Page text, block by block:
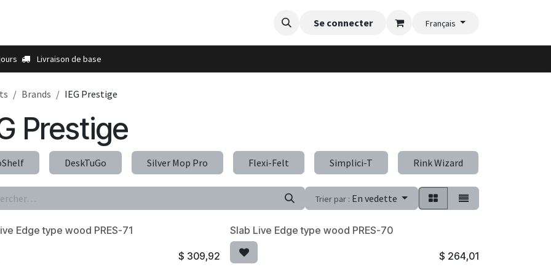
Points de vente Blog Vidéos d'installation Galerie de jardinère
Se connecter Français
Livraison de base
Brands IEG Prestige
Prestige
DeskTuGo Silver Mop Pro Flexi-Felt Simplici-T Rink Wizard
Trier par : En vedette
Edge type wood PRES-71
$ 309,92
Slab Live Edge type wood PRES-70
$ 264,01